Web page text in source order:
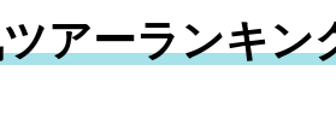
アーランキン